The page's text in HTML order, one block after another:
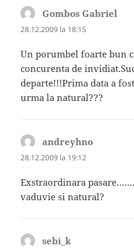
Gombos Gabriel
28.12.2009 la 18:15
Un porumbel foarte bun
concurenta de
departe!!!Prima data a
urma la natural???
andreyhno
28.12.2009 la 19:12
Exstraordinara
vaduvie si natural?
sebi_k